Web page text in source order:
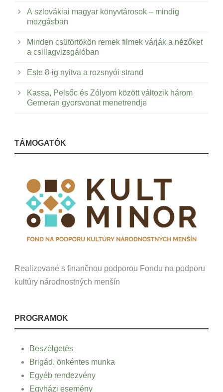
A szlovákiai magyar könyvtárosok – mindig
mozgásban
Minden csütörtökön remek filmek várják a nézőket
a csillagvizsgálóban
Este 8-ig nyitva a rozsnyói strand
Kassa, Pelsőc és Zólyom között változik három
Gemeran gyorsvonat menetrendje
TÁMOGATÓK
Realizované s finančnou podporou Fondu na podporu
kultúry národnostných menšín
PROGRAMOK
Beszélgetés
Brigád, önkéntes munka
Egyéb rendezvény
Egyházi esemény